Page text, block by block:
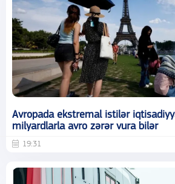
Avropada ekstremal istilər
milyardlarla avro zərər vura bilər
19:31